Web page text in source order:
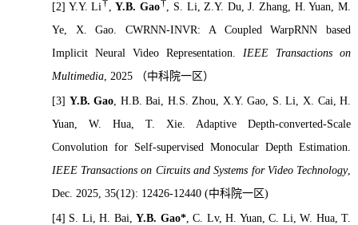
[2] Y.Y. Li ,Y.B. Gao
, S. Li, Z.Y. Du, J. Zhang, H. Yuan, M.
Ye, X. Gao. CWRNN-INVR: A Coupled WarpRNN based
Implicit Neural Video Representation. IEEE Transactions on
Multimedia, 2025 （中科院一区）
[3] Y.B. Gao , H.B. Bai, H.S. Zhou, X.Y. Gao, S. Li, X. Cai, H.
Yuan, W. Hua, T. Xie. Adaptive Depth-converted-Scale
Convolution for Self-supervised Monocular Depth Estimation.
IEEE Transactions on Circuits and Systems for Video Technology,
Dec. 2025, 35(12): 12426-12440 (中科院一区)
[4] S. Li, H. Bai,Y.B. Gao*, C. Lv, H. Yuan, C. Li, W. Hua, T.